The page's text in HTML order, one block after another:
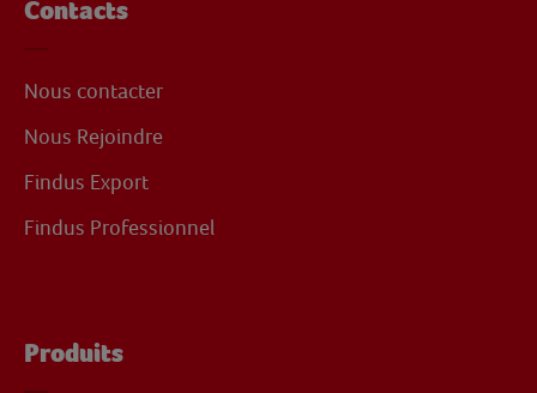
Contacts
Nous contacter
Nous Rejoindre
Findus Export
Findus Professionnel
Produits